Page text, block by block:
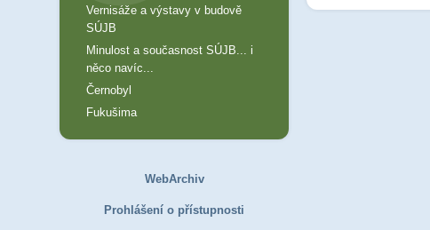
Vernisáže a výstavy v budově
SÚJB
Minulost a současnost SÚJB... i
něco navíc...
Černobyl
Fukušima
WebArchiv
Prohlášení o přístupnosti